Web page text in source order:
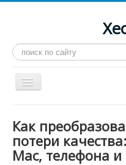
Искать...
Toggle
Navigation
LGA 2011-3
LGA 2011
Как
потери
Mac, телефона и